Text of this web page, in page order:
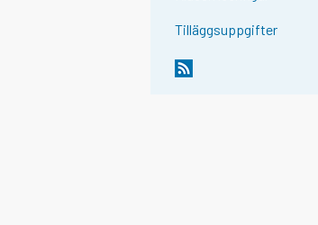
Tilläggsuppgifter